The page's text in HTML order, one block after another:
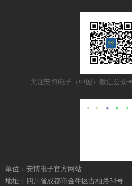
关注安博电子（中国）微信公众
单位：安博电子官方网站
地址：四川省成都市金牛区古柏路54号